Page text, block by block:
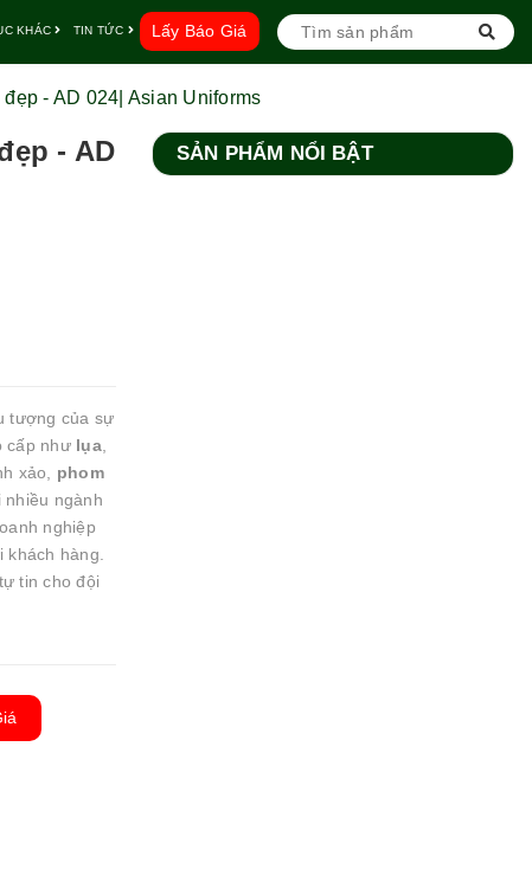
KHÁC TIN TỨC Lấy Báo Giá
- AD 024| Asian Uniforms
- AD
tượng của sự
cấp như lụa,
xảo, phom
nhiều ngành
nghiệp
hàng.
tin cho đội
SẢN PHẨM NỔI BẬT